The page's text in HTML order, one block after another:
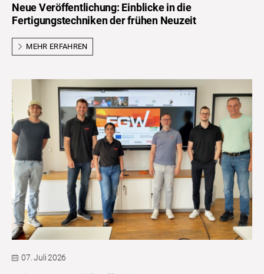
Neue Veröffentlichung: Einblicke in die
Fertigungstechniken der frühen Neuzeit
MEHR ERFAHREN
07. Juli 2026